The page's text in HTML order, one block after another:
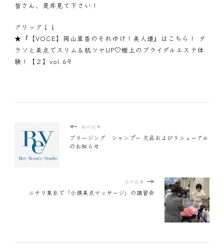
皆さん、是非見て下さい！
クリック↓↓
★『【VOCE】岡山里香のそれゆけ！美人道』はこちら！ タ
ラソと美点でスリム＆肌ツヤUP♡極上のブライダルエステ体
験！【２】vol.69
前の記事
ブリージング シャンプー 欠品およびリニューアル
のお知らせ
次の記事
ニチリ東京で「小顔美点マッサージ」の講習会